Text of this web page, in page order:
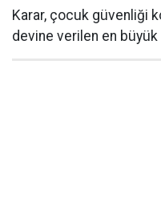
Karar, çocuk güvenliği
devine verilen en